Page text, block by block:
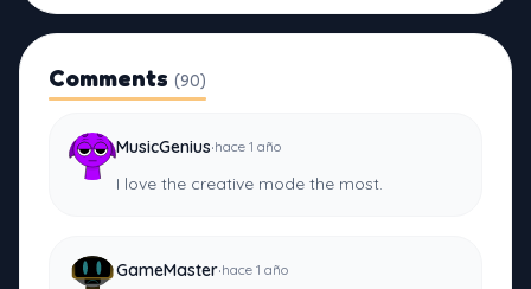
Comments (90)
MusicGenius·hace 1 año
I love the creative mode the most.
GameMaster·hace 1 año